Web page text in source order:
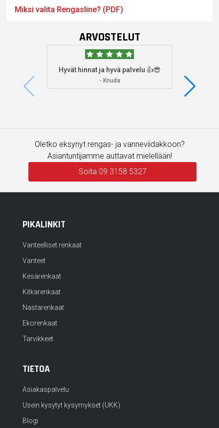
Miksi valita Rengasline? (PDF)
ARVOSTELUT
Hyvät hinnat ja hyvä palvelu 👍😎
- Knuda
Oletko eksynyt rengas- ja vanneviidakkoon?
Asiantuntijamme auttavat mielellään!
Soita 09 3158 5327
PIKALINKIT
Vanteelliset renkaat
Vanteet
Kesärenkaat
Kitkarenkaat
Nastarenkaat
Ekorenkaat
Tarvikkeet
TIETOA
Asiakaspalvelu
Usein kysytyt kysymykset (UKK)
Blogi